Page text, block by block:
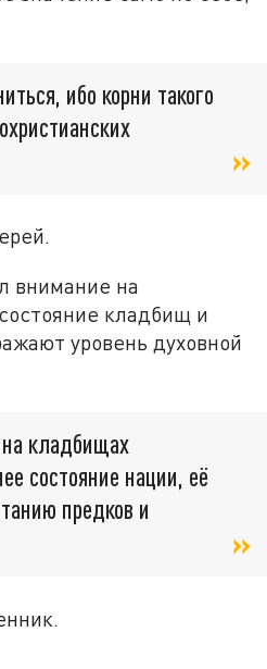
ибо корни такого
внимание на
кладбищ и
уровень духовной
кладбищах
состояние нации, её
предков и